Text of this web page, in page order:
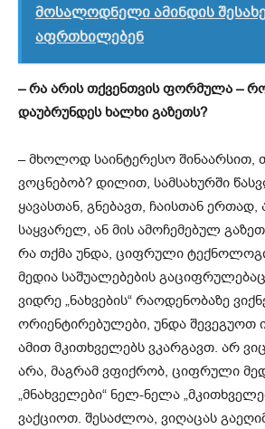
მოსალოდნელი ამინდის
აფრთხილებენ
–რა არის თქვენთვის ფორმულა –
დაუბრუნდეს ხალხი გაზეთს?
– მხოლოდ საინტერესო შინაარსით,
ვოცნებობ? დილით, სამსახურში
ყავასთან, გნებავთ, ჩაისთან ერთად,
საყვარელ, ან მის ამოჩემებულ
რა თქმა უნდა, ციფრული
მედია საშუალებების
ვიდრე „ნახვების“ რაოდენობაზე
ორიენტირებულები, უნდა შევეგუოთ
ამით მკითხველებს ვკარგავთ. არ
არა, მაგრამ ვფიქრობ, ციფრული
„მნახველები“ ნელ-ნელა
ვაქციოთ. შესაძლოა, ვიღაცას